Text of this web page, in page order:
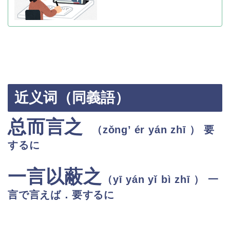
近义词（同義語）
总而言之 （zǒng’ ér yán zhī ） 要
するに
一言以蔽之 （yī yán yǐ bì zhī ） 一
言で言えば．要するに